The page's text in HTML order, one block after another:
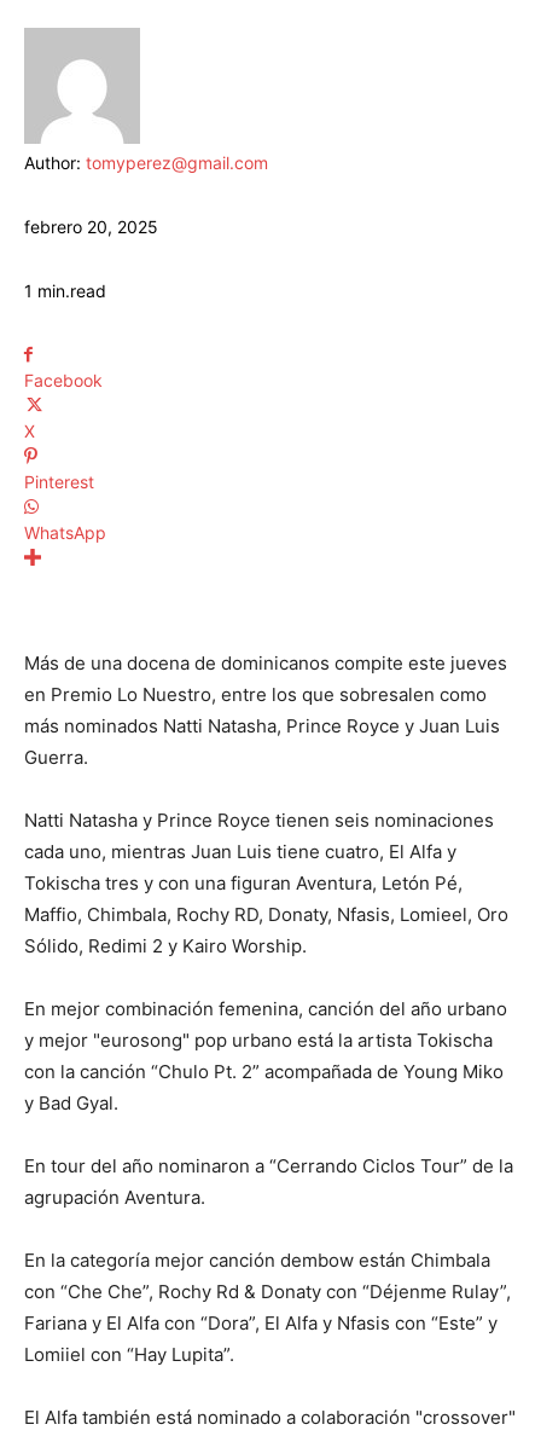
Author: tomyperez@gmail.com
febrero 20, 2025
1 min.read
Facebook
X
Pinterest
WhatsApp
Más de una docena de dominicanos compite este jueves
en Premio Lo Nuestro, entre los que sobresalen como
más nominados Natti Natasha, Prince Royce y Juan Luis
Guerra.
Natti Natasha y Prince Royce tienen seis nominaciones
cada uno, mientras Juan Luis tiene cuatro, El Alfa y
Tokischa tres y con una figuran Aventura, Letón Pé,
Maffio, Chimbala, Rochy RD, Donaty, Nfasis, Lomieel, Oro
Sólido, Redimi 2 y Kairo Worship.
En mejor combinación femenina, canción del año urbano
y mejor "eurosong" pop urbano está la artista Tokischa
con la canción “Chulo Pt. 2” acompañada de Young Miko
y Bad Gyal.
En tour del año nominaron a “Cerrando Ciclos Tour” de la
agrupación Aventura.
En la categoría mejor canción dembow están Chimbala
con “Che Che”, Rochy Rd & Donaty con “Déjenme Rulay”,
Fariana y El Alfa con “Dora”, El Alfa y Nfasis con “Este” y
Lomiiel con “Hay Lupita”.
El Alfa también está nominado a colaboración "crossover"